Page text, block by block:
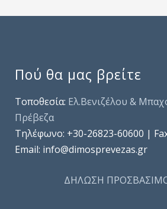
Πού θα μας βρείτε
Τοποθεσία: Ελ.Βενιζέλου &
Πρέβεζα
Τηλέφωνo: +30-26823-60600 |
Email: info@dimosprevezas.gr
ΔΗΛΩΣΗ